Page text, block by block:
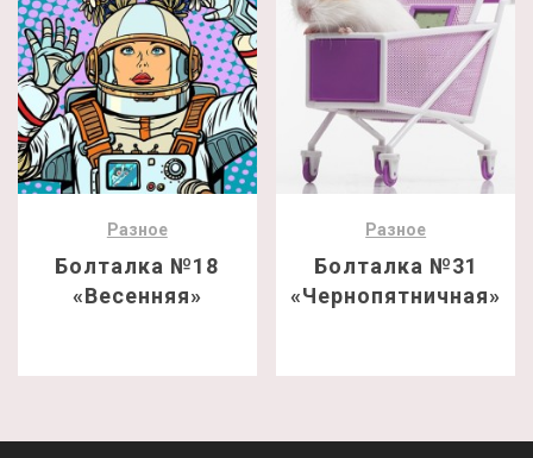
Разное
Болталка №18
«Весенняя»
Разное
Болталка №31
«Чернопятничная»